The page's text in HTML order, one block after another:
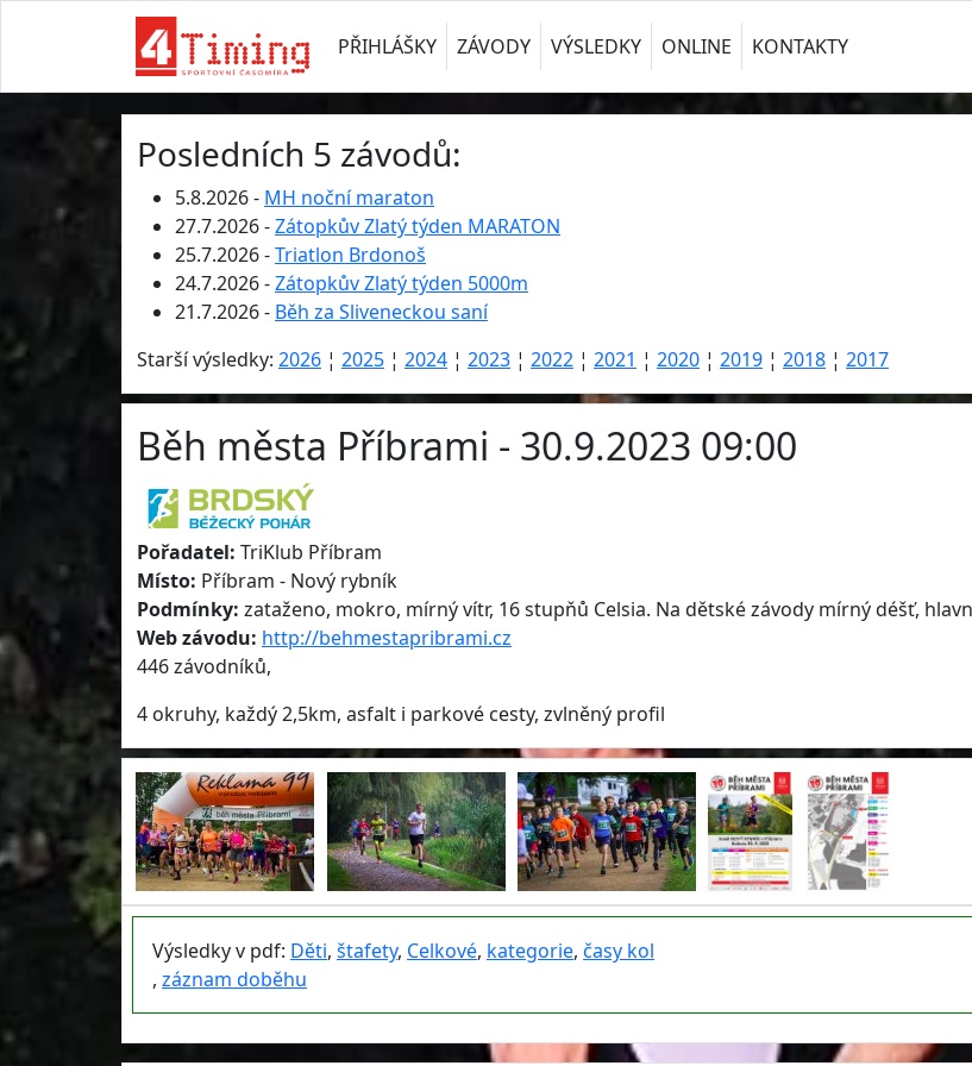
PŘIHLÁŠKY ZÁVODY VÝSLEDKY ONLINE KONTAKTY
Posledních 5 závodů:
5.8.2026 - MH noční maraton
27.7.2026 -Zátopkův Zlatý týden MARATON
25.7.2026 -Triatlon Brdonoš
24.7.2026 -Zátopkův Zlatý týden 5000m
21.7.2026 - Běh za Sliveneckou saní
Starší výsledky: 2026 ¦ 2025 ¦ 2024 ¦ 2023 ¦ 2022 ¦ 2021 ¦ 2020 ¦ 2019 ¦ 2018 ¦ 2017
Běh města Příbrami - 30.9.2023 09:00
Pořadatel: TriKlub Příbram
Místo: Příbram - Nový rybník
Podmínky: zataženo, mokro, mírný vítr, 16 stupňů Celsia. Na dětské závody mírný déšť,
Web závodu: http://behmestapribrami.cz
446 závodníků,
4 okruhy, každý 2,5km, asfalt i parkové cesty, zvlněný profil
Výsledky v pdf: Děti, štafety, Celkové, kategorie, časy kol
, záznam doběhu